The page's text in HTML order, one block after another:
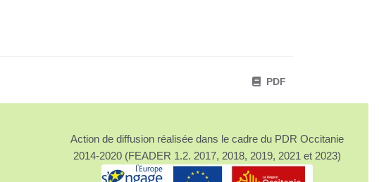
PDF
Action de diffusion réalisée dans le cadre du PDR Occitanie
2014-2020 (FEADER 1.2. 2017, 2018, 2019, 2021 et 2023)